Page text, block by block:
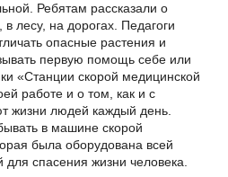
Ребятам рассказали о
лесу, на дорогах. Педагоги
опасные растения и
первую помощь себе или
«Станции скорой медицинской
работе и о том, как и с
жизни людей каждый день.
в машине скорой
была оборудована всей
спасения жизни человека.